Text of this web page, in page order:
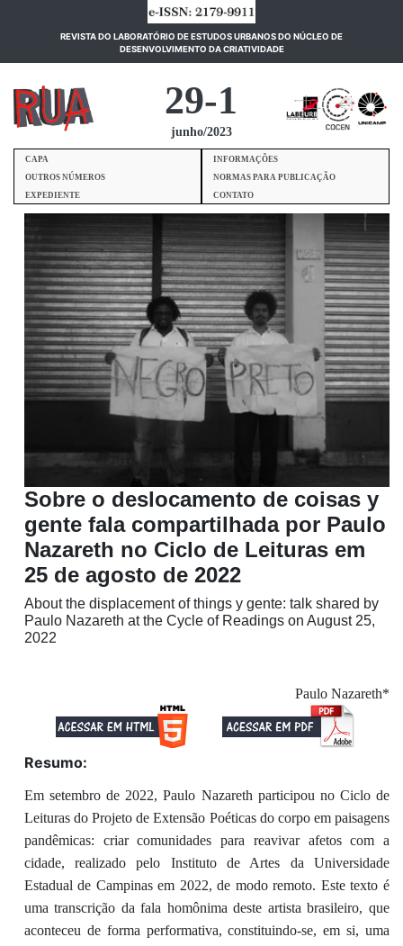
REVISTA DO LABORATÓRIO DE ESTUDOS URBANOS DO NÚCLEO DE
DESENVOLVIMENTO DA CRIATIVIDADE(current)
29-1
junho/2023
CAPA
INFORMAÇÕES
OUTROS NÚMEROS
NORMAS PARA PUBLICAÇÃO
EXPEDIENTE
CONTATO
Sobre o deslocamento de coisas y
gente fala compartilhada por Paulo
Nazareth no Ciclo de Leituras em
25 de agosto de 2022
About the displacement of things y gente: talk shared by
Paulo Nazareth at the Cycle of Readings on August 25,
2022
Paulo Nazareth*
Resumo:
Em setembro de 2022, Paulo Nazareth participou no Ciclo de
Leituras do Projeto de Extensão Poéticas do corpo em paisagens
pandêmicas: criar comunidades para reavivar afetos com a
cidade, realizado pelo Instituto de Artes da Universidade
Estadual de Campinas em 2022, de modo remoto. Este texto é
uma transcrição da fala homônima deste artista brasileiro, que
aconteceu de forma performativa, constituindo-se, em si, uma